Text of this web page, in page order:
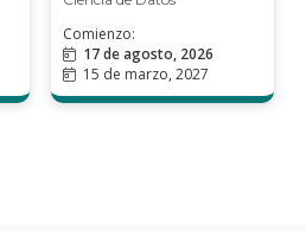
Comienzo:
17 de agosto, 2026
15 de marzo, 2027